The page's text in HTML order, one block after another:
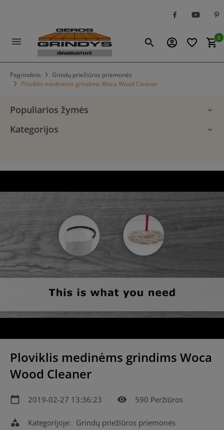
menu search account_circle favorite_border shopping_cart0
Pagrindinis
Grindų priežiūros priemonės
Ploviklis medinėms grindims Woca Wood Cleaner
Populiarios žymės
Kategorijos
Ploviklis medinėms grindims Woca
Wood Cleaner
calendar_today 2019-02-27 13:36:23 visibility 590 Peržiūros
category Kategorijoje: Grindų priežiūros priemonės